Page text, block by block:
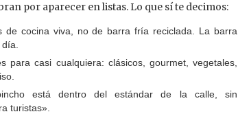
por aparecer en listas. Lo que sí te decimos:
de cocina viva, no de barra fría reciclada. La barra
para casi cualquiera: clásicos, gourmet, vegetales,
está dentro del estándar de la calle, sin
turistas».